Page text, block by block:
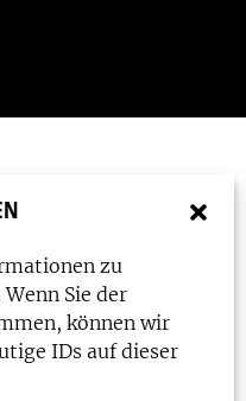
zu
Sie der
können wir
IDs auf dieser